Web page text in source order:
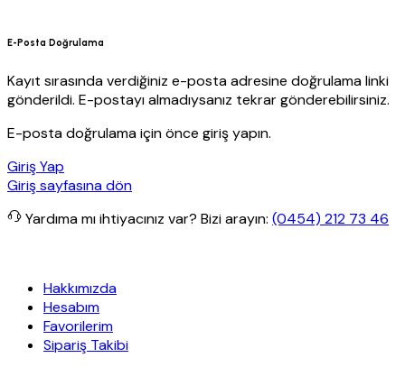
E-Posta Doğrulama
Kayıt sırasında verdiğiniz e-posta adresine doğrulama linki
gönderildi. E-postayı almadıysanız tekrar gönderebilirsiniz.
E-posta doğrulama için önce giriş yapın.
Giriş Yap
Giriş sayfasına dön
Yardıma mı ihtiyacınız var? Bizi arayın: (0454) 212 73 46
Hakkımızda
Hesabım
Favorilerim
Sipariş Takibi